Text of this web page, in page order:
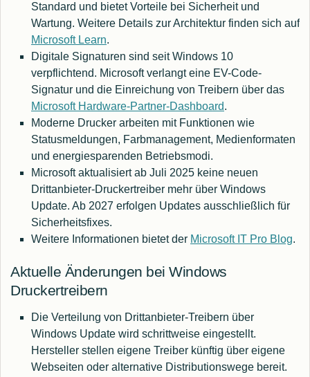
Standard und bietet Vorteile bei Sicherheit und
Wartung. Weitere Details zur Architektur finden sich auf
Microsoft Learn.
Digitale Signaturen sind seit Windows 10
verpflichtend. Microsoft verlangt eine EV-Code-
Signatur und die Einreichung von Treibern über das
Microsoft Hardware-Partner-Dashboard.
Moderne Drucker arbeiten mit Funktionen wie
Statusmeldungen, Farbmanagement, Medienformaten
und energiesparenden Betriebsmodi.
Microsoft aktualisiert ab Juli 2025 keine neuen
Drittanbieter-Druckertreiber mehr über Windows
Update. Ab 2027 erfolgen Updates ausschließlich für
Sicherheitsfixes.
Weitere Informationen bietet der Microsoft IT Pro Blog.
Aktuelle Änderungen bei Windows
Druckertreibern
Die Verteilung von Drittanbieter-Treibern über
Windows Update wird schrittweise eingestellt.
Hersteller stellen eigene Treiber künftig über eigene
Webseiten oder alternative Distributionswege bereit.